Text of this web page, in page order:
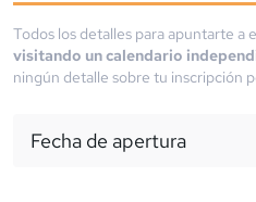
Todos los detalles para apuntarte a
visitando un calendario
ningún detalle sobre tu inscripción
Fecha de apertura